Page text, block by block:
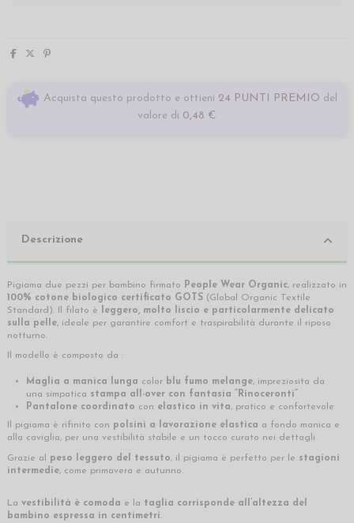
Acquista questo prodotto e ottieni 24 PUNTI PREMIO del
valore di 0,48 €
Descrizione
Pigiama due pezzi per bambino firmato People Wear Organic, realizzato in
100% cotone biologico certificato GOTS (Global Organic Textile
Standard). Il filato è
leggero, molto liscio e particolarmente delicato
sulla pelle, ideale per garantire comfort e traspirabilità durante il riposo
notturno.
Il modello è composto da :
Maglia a manica lunga color blu fumo melange, impreziosita da
una simpatica stampa all-over con fantasia “Rinoceronti”
Pantalone coordinato con elastico in vita, pratico e confortevole
Il pigiama è rifinito con polsini a lavorazione elastica a fondo manica e
alla caviglia, per una vestibilità stabile e un tocco curato nei dettagli.
Grazie al peso leggero del tessuto, il pigiama è perfetto per le stagioni
intermedie, come primavera e autunno.
La vestibilità è comoda e la taglia corrisponde all’altezza del
bambino espressa in centimetri.